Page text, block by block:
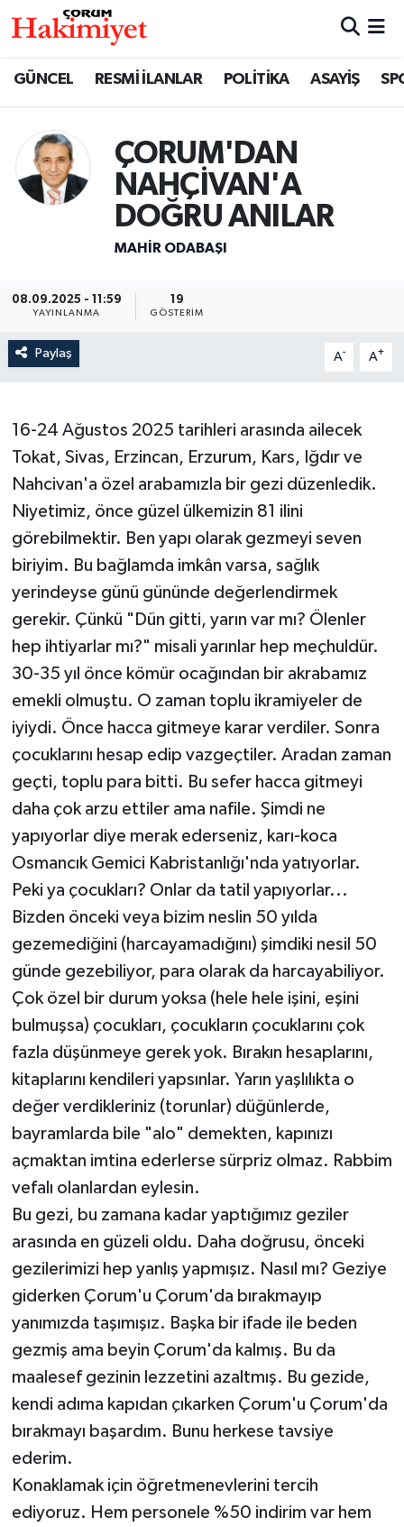
GÜNCEL RESMİ İLANLAR POLİTİKA ASAYİŞ
ÇORUM'DAN
NAHÇİVAN'A
DOĞRU ANILAR
MAHIR ODABAŞI
08.09.2025 - 11:59
YAYINLANMA
19
GÖSTERIM
Paylaş A- A+
16-24 Ağustos 2025 tarihleri arasında ailecek
Tokat, Sivas, Erzincan, Erzurum, Kars, Iğdır ve
Nahcivan'a özel arabamızla bir gezi düzenledik.
Niyetimiz, önce güzel ülkemizin 81 ilini
görebilmektir. Ben yapı olarak gezmeyi seven
biriyim. Bu bağlamda imkân varsa, sağlık
yerindeyse günü gününde değerlendirmek
gerekir. Çünkü "Dün gitti, yarın var mı? Ölenler
hep ihtiyarlar mı?" misali yarınlar hep meçhuldür.
30-35 yıl önce kömür ocağından bir akrabamız
emekli olmuştu. O zaman toplu ikramiyeler de
iyiydi. Önce hacca gitmeye karar verdiler. Sonra
çocuklarını hesap edip vazgeçtiler. Aradan zaman
geçti, toplu para bitti. Bu sefer hacca gitmeyi
daha çok arzu ettiler ama nafile. Şimdi ne
yapıyorlar diye merak ederseniz, karı-koca
Osmancık Gemici Kabristanlığı'nda yatıyorlar.
Peki ya çocukları? Onlar da tatil yapıyorlar...
Bizden önceki veya bizim neslin 50 yılda
gezemediğini (harcayamadığını) şimdiki nesil 50
günde gezebiliyor, para olarak da harcayabiliyor.
Çok özel bir durum yoksa (hele hele işini, eşini
bulmuşsa) çocukları, çocukların çocuklarını çok
fazla düşünmeye gerek yok. Bırakın hesaplarını,
kitaplarını kendileri yapsınlar. Yarın yaşlılıkta o
değer verdikleriniz (torunlar) düğünlerde,
bayramlarda bile "alo" demekten, kapınızı
açmaktan imtina ederlerse sürpriz olmaz. Rabbim
vefalı olanlardan eylesin.
Bu gezi, bu zamana kadar yaptığımız geziler
arasında en güzeli oldu. Daha doğrusu, önceki
gezilerimizi hep yanlış yapmışız. Nasıl mı? Geziye
giderken Çorum'u Çorum'da bırakmayıp
yanımızda taşımışız. Başka bir ifade ile beden
gezmiş ama beyin Çorum'da kalmış. Bu da
maalesef gezinin lezzetini azaltmış. Bu gezide,
kendi adıma kapıdan çıkarken Çorum'u Çorum'da
bırakmayı başardım. Bunu herkese tavsiye
ederim.
Konaklamak için öğretmenevlerini tercih
ediyoruz. Hem personele %50 indirim var hem
SAĞLIK
ASAYİŞ
EKONOMİ
GÜNCEL
AKTÜEL
İLÇELER
OTOPARK
TEKNOLOJİ
Nöbetçi Eczaneler
Çorum Namaz Vakitleri
Trafik Durumu
Süper Lig Puan Durumu ve Fikstür
Tüm Manşetler
Son Dakika Haberleri